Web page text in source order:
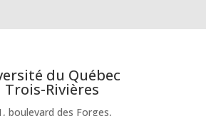
du Québec
Trois-Rivières
boulevard des Forges,